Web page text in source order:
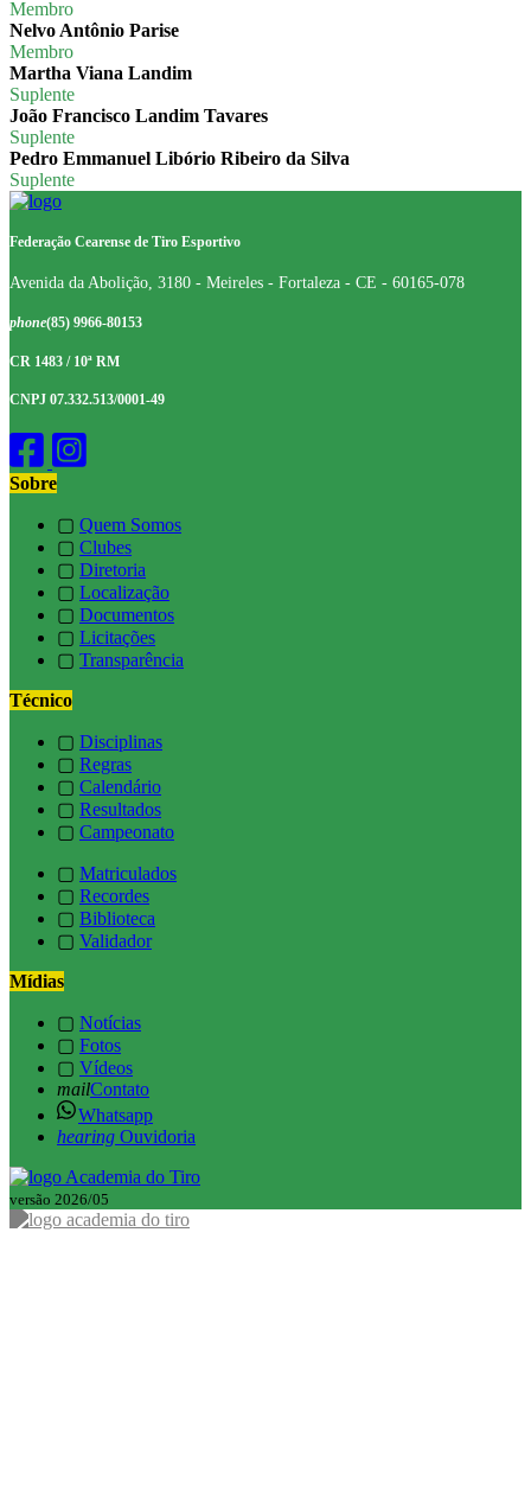
Membro
Nelvo Antônio Parise
Membro
Martha Viana Landim
Suplente
João Francisco Landim Tavares
Suplente
Pedro Emmanuel Libório Ribeiro da Silva
Suplente
Federação Cearense de Tiro Esportivo
Avenida da Abolição, 3180 - Meireles - Fortaleza - CE - 60165-078
phone(85) 9966-80153
CR 1483 / 10ª RM
CNPJ 07.332.513/0001-49
Sobre
▢ Quem Somos
▢ Clubes
▢ Diretoria
▢ Localização
▢ Documentos
▢ Licitações
▢ Transparência
Técnico
▢ Disciplinas
▢ Regras
▢ Calendário
▢ Resultados
▢ Campeonato
▢ Matriculados
▢ Recordes
▢ Biblioteca
▢ Validador
Mídias
▢ Notícias
▢ Fotos
▢ Vídeos
mailContato
Whatsapp
hearing Ouvidoria
versão 2026/05